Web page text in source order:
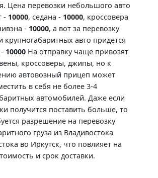
Цена перевозки небольшого авто
- 10000, седана - 10000, кроссовера
- 10000, а вот за перевозку
крупногабаритных авто придется
10000На отправку чаще привозят
кроссоверы, джипы, но к
автовозный прицеп может
в себя не более 3-4
автомобилей. Даже если
получится поставить больше, то
разрешение на перевозку
груза из Владивостока
во Иркутск, что повлияет на
и срок доставки.